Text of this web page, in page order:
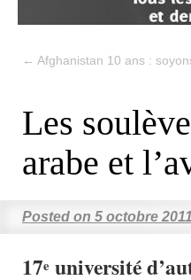
← Afghanistan 10 ans :
Les
arabe et
Posted on 5 octobre 2011
17e université